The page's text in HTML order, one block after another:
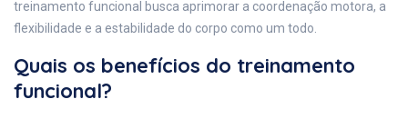
treinamento funcional busca aprimorar a coordenação motora, a
flexibilidade e a estabilidade do corpo como um todo.
Quais os benefícios do treinamento
funcional?